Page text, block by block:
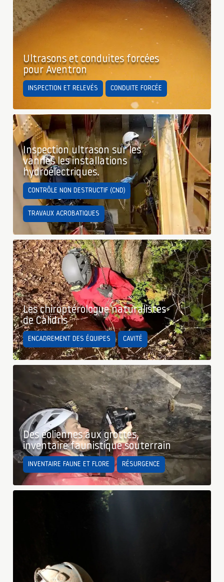
Ultrasons et conduites forcées
pour Aventron
INSPECTION ET RELEVÉS CONDUITE FORCÉE
Inspection ultrason sur les
vannes les installations
hydroélectriques.
CONTRÔLE NON DESTRUCTIF (CND)
TRAVAUX ACROBATIQUES
Les chiroptérologue naturalistes
de Calidris
ENCADREMENT DES ÉQUIPES CAVITÉ
Des éoliennes aux grottes,
inventaire faunistique souterrain
INVENTAIRE FAUNE ET FLORE RÉSURGENCE